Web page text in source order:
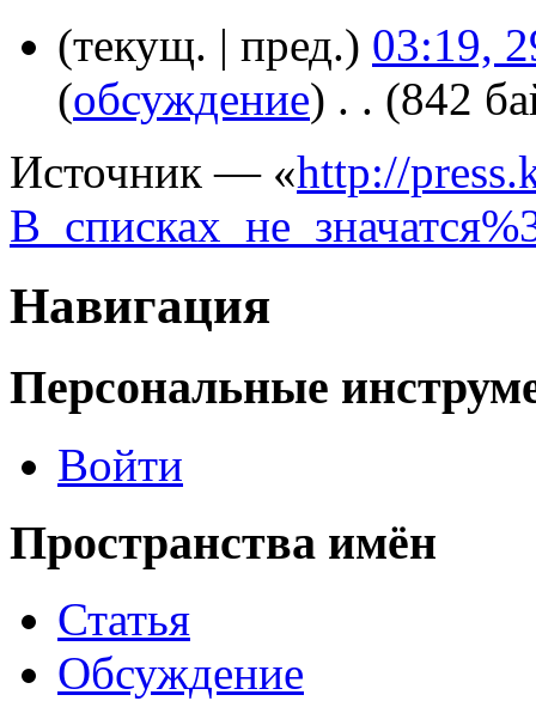
(текущ. | пред.) 03:19,
(обсуждение) . . (842
Источник — «http://
Навигация
Персональные
Войти
Пространства имён
Статья
Обсуждение